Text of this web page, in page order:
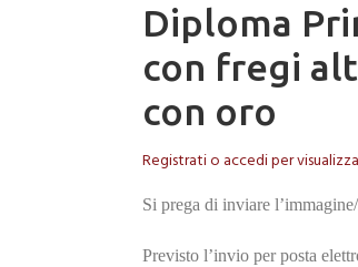
Diploma
con fregi
con oro
Registrati o accedi per
Si prega di inviare
Previsto l’invio per posta